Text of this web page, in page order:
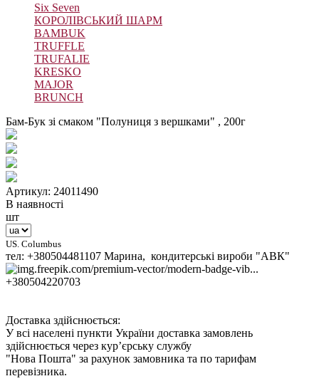
Six Seven
КОРОЛІВСЬКИЙ ШАРМ
BAMBUK
TRUFFLE
TRUFALIE
KRESKO
MAJOR
BRUNCH
Бам-Бук зі смаком "Полуниця з вершками" , 200г
Артикул: 24011490
В наявності
шт
US. Columbus
тел: +380504481107 Марина, кондитерські вироби "АВК"
+380504220703
Доставка здійснюється:
У всі населені пункти України доставка замовлень
здійснюється через кур’єрську службу
"Нова Пошта" за рахунок замовника та по тарифам
перевізника.